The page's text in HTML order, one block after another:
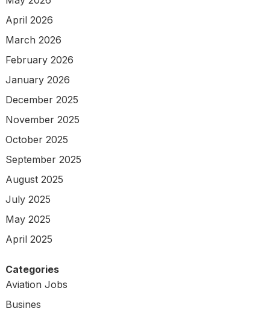
April 2026
March 2026
February 2026
January 2026
December 2025
November 2025
October 2025
September 2025
August 2025
July 2025
May 2025
April 2025
Categories
Aviation Jobs
Busines